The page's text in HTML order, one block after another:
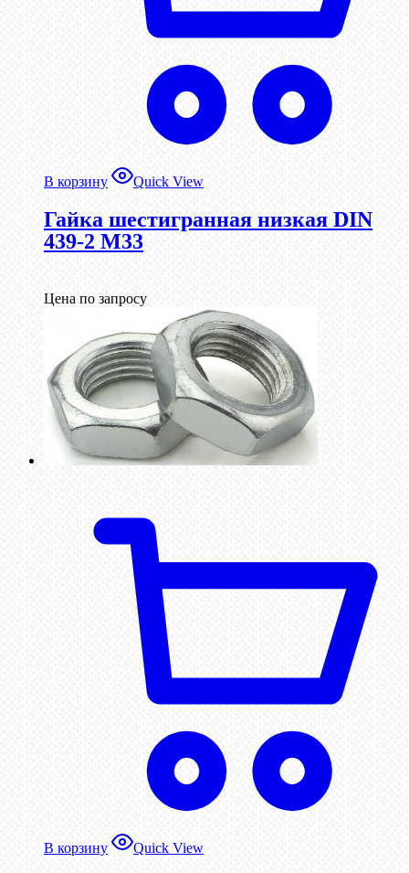
В корзину Quick View
Гайка шестигранная низкая DIN
439-2 М33
Цена по запросу
В корзину Quick View